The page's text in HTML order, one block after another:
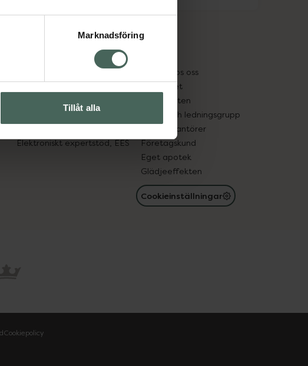
Marknadsföring
Tillåt alla
Resa med läkemedel
Elektroniskt expertstöd, EES
Om oss
Jobba hos oss
Hållbarhet
Samarbeten
Ägare och ledningsgrupp
För leverantörer
Företagskund
Eget apotek
Glädjeeffekten
Cookieinställningar
Cookiepolicy